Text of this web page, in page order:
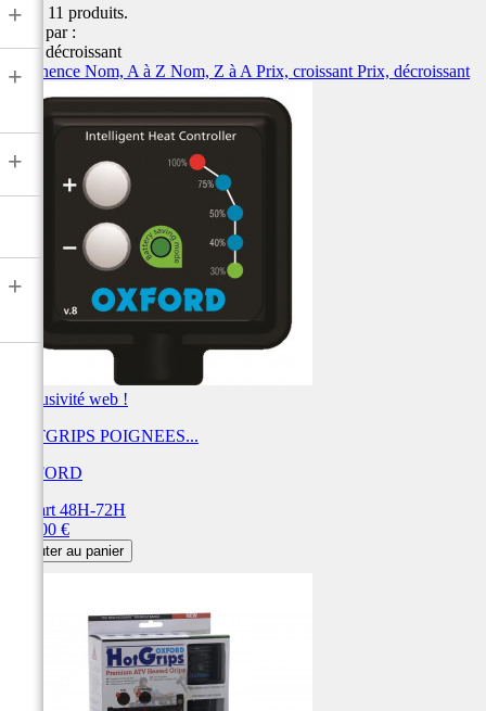
+
+
+
+
Il y a 11 produits.
Trier par :
Prix, décroissant
Pertinence Nom, A à Z Nom, Z à A Prix, croissant Prix, décroissant
Exclusivité web !
HOTGRIPS POIGNEES...
OXFORD
Départ 48H-72H
102,00 €
Ajouter au panier